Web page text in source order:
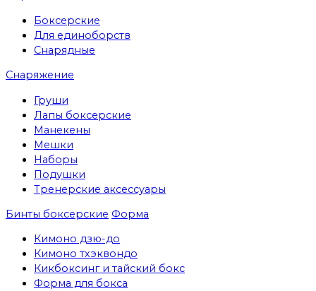
Боксерские
Для единоборств
Снарядные
Снаряжение
Груши
Лапы боксерские
Манекены
Мешки
Наборы
Подушки
Тренерские аксессуары
Бинты боксерские Форма
Кимоно дзю-до
Кимоно тхэквондо
Кикбоксинг и тайский бокс
Форма для бокса